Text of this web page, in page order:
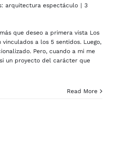
arquitectura espectáculo | 3
que deseo a primera vista Los
a los 5 sentidos. Luego,
Pero, cuando a mi me
un proyecto del carácter que
Read More